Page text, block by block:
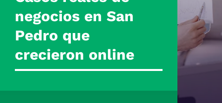
negocios en San
Pedro que
crecieron online